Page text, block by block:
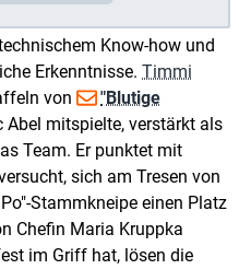
Know-how und
Erkenntnisse. Timmi
von
"Blutige
Abel mitspielte, verstärkt als
Team. Er punktet mit
sich am Tresen von
Stammkneipe einen Platz
Chefin Maria Kruppka
im Griff hat, lösen die